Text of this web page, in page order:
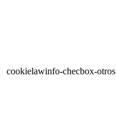
cookielawinfo-checbox-otros